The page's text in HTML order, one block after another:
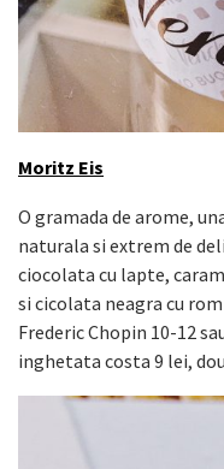
Moritz Eis
O gramada de arome,
naturala si extrem de
ciocolata cu lapte,
si cicolata neagra cu
Frederic Chopin 10-12
inghetata costa 9 lei,